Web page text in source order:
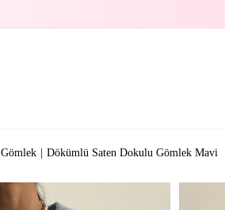
Gömlek Dökümlü Saten Dokulu Gömlek Mavi